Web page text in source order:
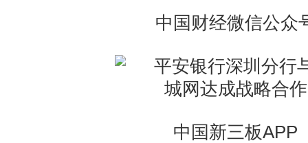
中国财经微信公众
中国新三板APP